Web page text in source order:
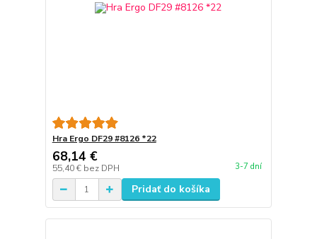
Hra Ergo DF29 #8126 *22
68,14 €
55,40 € bez DPH 3-7 dní
Pridať do košíka